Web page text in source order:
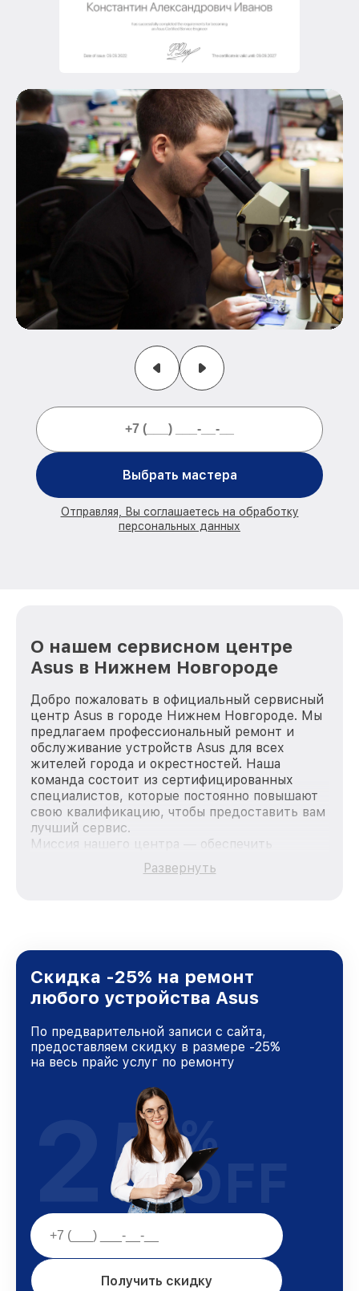
Выбрать мастера
Отправляя, Вы соглашаетесь на обработку
персональных данных
О нашем сервисном центре
Asus в Нижнем Новгороде
Добро пожаловать в официальный сервисный
центр Asus в городе Нижнем Новгороде. Мы
предлагаем профессиональный ремонт и
обслуживание устройств Asus для всех
жителей города и окрестностей. Наша
команда состоит из сертифицированных
специалистов, которые постоянно повышают
свою квалификацию, чтобы предоставить вам
лучший сервис.
Миссия нашего центра — обеспечить
качественный и доступный ремонт для
каждого пользователя продукции Asus, вне
Нижнем Новгороде, постоянно повышая
уровень доверия и лояльности наших
клиентов.
Развернуть
Скидка -25% на ремонт
любого устройства Asus
По предварительной записи с сайта,
предоставляем скидку в размере -25%
на весь прайс услуг по ремонту
Получить скидку
25%
OFF